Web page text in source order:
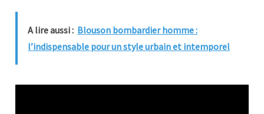
A lire aussi : Blouson bombardier homme :
l’indispensable pour un style urbain et intemporel